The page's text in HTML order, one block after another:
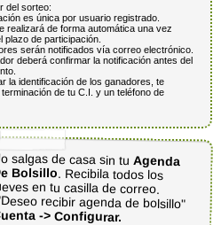
del sorteo:
es única por usuario registrado.
realizará de forma automática una vez
plazo de participación.
serán notificados vía correo electrónico.
deberá confirmar la notificación antes del
la identificación de los ganadores, te
de tu C.I. y un teléfono de
salgas de casa sin tu Agenda
Bolsillo. Recibila todos los
en tu casilla de correo.
recibir agenda de bolsillo"
-> Configurar.